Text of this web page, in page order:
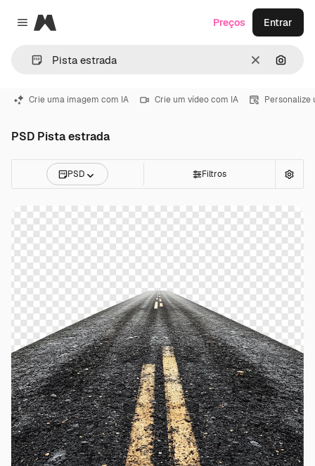
Close menu
Magnific
Limpar
Preços Entrar
Crie uma imagem com IA Crie um vídeo com IA Personalize
PSD Pista estrada
PSD Filtros